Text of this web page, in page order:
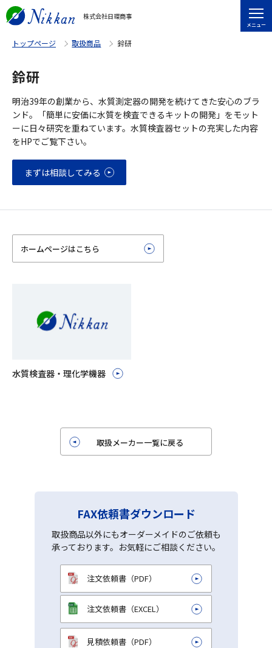
株式会社日環商事
メニュー
トップページ 取扱商品 鈴研
鈴研
明治39年の創業から、水質測定器の開発を続けてきた安心のブラ
ンド。「簡単に安価に水質を検査できるキットの開発」をモット
ーに日々研究を重ねています。水質検査器セットの充実した内容
をHPでご覧下さい。
まずは相談してみる
ホームページはこちら
水質検査器・理化学機器
取扱メーカー一覧に戻る
FAX依頼書ダウンロード
取扱商品以外にもオーダーメイドのご依頼も
承っております。お気軽にご相談ください。
注文依頼書（PDF）
注文依頼書（EXCEL）
見積依頼書（PDF）